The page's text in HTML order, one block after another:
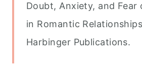
Doubt, Anxiety, and
in Romantic
Harbinger Publications.